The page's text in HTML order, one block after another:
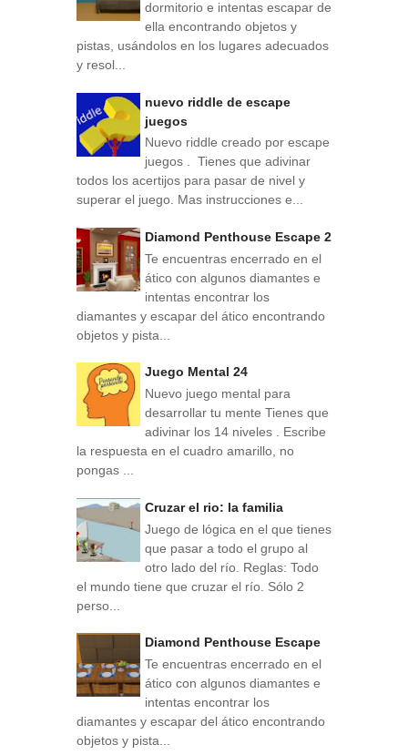
dormitorio e intentas escapar de
ella encontrando objetos y
pistas, usándolos en los lugares adecuados
y resol...
nuevo riddle de escape
juegos
Nuevo riddle creado por escape
juegos . Tienes que adivinar
todos los acertijos para pasar de nivel y
superar el juego. Mas instrucciones e...
Diamond Penthouse Escape 2
Te encuentras encerrado en el
ático con algunos diamantes e
intentas encontrar los
diamantes y escapar del ático encontrando
objetos y pista...
Juego Mental 24
Nuevo juego mental para
desarrollar tu mente Tienes que
adivinar los 14 niveles . Escribe
la respuesta en el cuadro amarillo, no
pongas ...
Cruzar el rio: la familia
Juego de lógica en el que tienes
que pasar a todo el grupo al
otro lado del río. Reglas: Todo
el mundo tiene que cruzar el río. Sólo 2
perso...
Diamond Penthouse Escape
Te encuentras encerrado en el
ático con algunos diamantes e
intentas encontrar los
diamantes y escapar del ático encontrando
objetos y pista...